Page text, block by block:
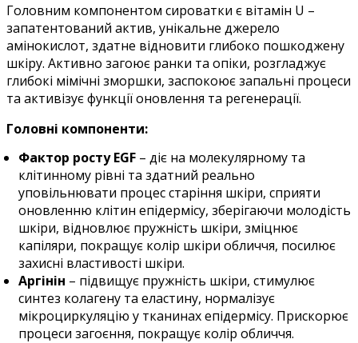
Головним компонентом сироватки є вітамін U –
запатентований актив, унікальне джерело
амінокислот, здатне відновити глибоко пошкоджену
шкіру. Активно загоює ранки та опіки, розгладжує
глибокі мімічні зморшки, заспокоює запальні процеси
та активізує функції оновлення та регенерації.
Головні компоненти:
Фактор росту EGF – діє на молекулярному та
клітинному рівні та здатний реально
уповільнювати процес старіння шкіри, сприяти
оновленню клітин епідермісу, зберігаючи молодість
шкіри, відновлює пружність шкіри, зміцнює
капіляри, покращує колір шкіри обличчя, посилює
захисні властивості шкіри.
Аргінін – підвищує пружність шкіри, стимулює
синтез колагену та еластину, нормалізує
мікроциркуляцію у тканинах епідермісу. Прискорює
процеси загоєння, покращує колір обличчя.